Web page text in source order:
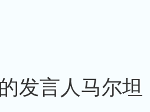
言人马尔坦